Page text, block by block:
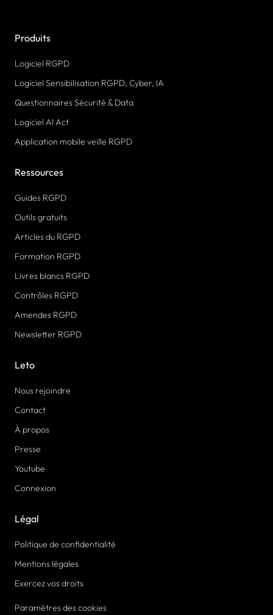
Produits
Logiciel RGPD
Logiciel Sensibilisation RGPD, Cyber, IA
Questionnaires Sécurité & Data
Logiciel AI Act
Application mobile veille RGPD
Ressources
Guides RGPD
Outils gratuits
Articles du RGPD
Formation RGPD
Livres blancs RGPD
Contrôles RGPD
Amendes RGPD
Newsletter RGPD
Leto
Nous rejoindre
Contact
À propos
Presse
Youtube
Connexion
Légal
Politique de confidentialité
Mentions légales
Exercez vos droits
Paramètres des cookies